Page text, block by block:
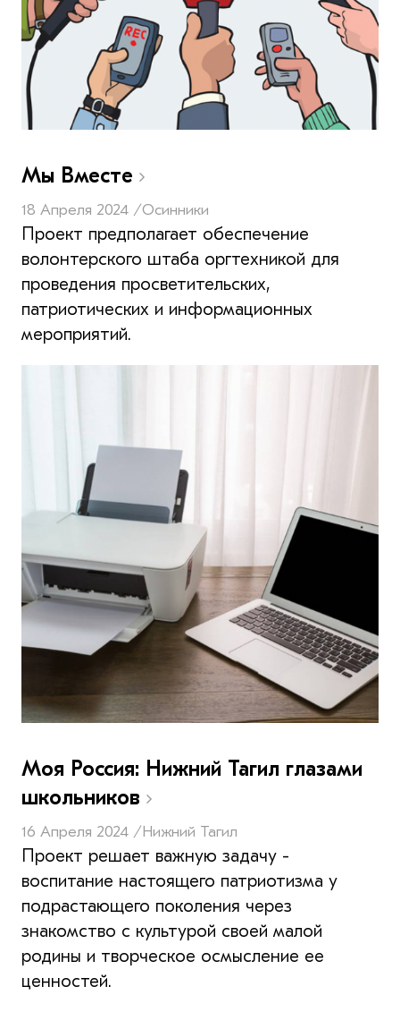
Мы Вместе
18 Апреля 2024 /Осинники
Проект предполагает обеспечение
волонтерского штаба оргтехникой для
проведения просветительских,
патриотических и информационных
мероприятий.
Моя Россия: Нижний Тагил глазами
школьников
16 Апреля 2024 /Нижний Тагил
Проект решает важную задачу -
воспитание настоящего патриотизма у
подрастающего поколения через
знакомство с культурой своей малой
родины и творческое осмысление ее
ценностей.